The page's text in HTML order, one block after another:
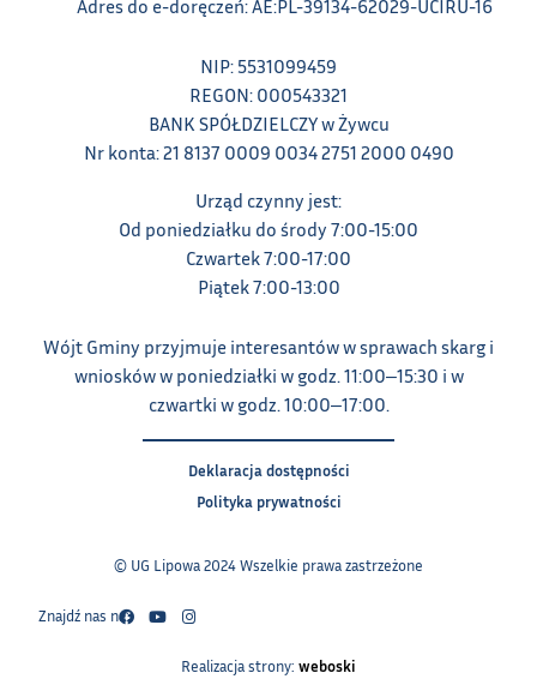
Adres do e-doręczeń: AE:PL-39134-62029-UCIRU-16
NIP: 5531099459
REGON: 000543321
BANK SPÓŁDZIELCZY w Żywcu
Nr konta: 21 8137 0009 0034 2751 2000 0490
Urząd czynny jest:
Od poniedziałku do środy 7:00-15:00
Czwartek 7:00-17:00
Piątek 7:00-13:00
Wójt Gminy przyjmuje interesantów w sprawach skarg i
wniosków w poniedziałki w godz. 11:00‒15:30 i w
czwartki w godz. 10:00‒17:00.
Deklaracja dostępności
Polityka prywatności
© UG Lipowa 2024 Wszelkie prawa zastrzeżone
Znajdź nas na:
Realizacja strony: weboski